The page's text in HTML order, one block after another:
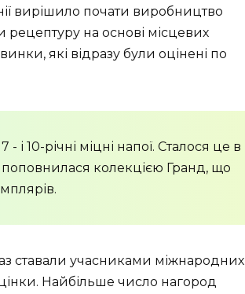
вирішило почати виробництво
рецептуру на основі місцевих
які відразу були оцінені по
10-річні міцні напої. Сталося це в
поповнилася колекцією Гранд, що
ставали учасниками міжнародних
Найбільше число нагород